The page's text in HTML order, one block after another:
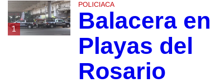
1
POLICIACA
Balacera en
Playas del
Rosario